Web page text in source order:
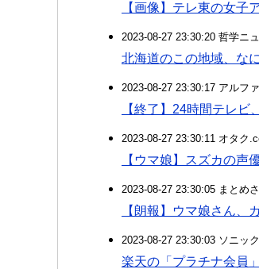
【画像】テレ東の女子
2023-08-27 23:30:20 哲学ニ
北海道のこの地域、な
2023-08-27 23:30:17 アルフ
【終了】24時間テレビ
2023-08-27 23:30:11 オタク
【ウマ娘】スズカの声
2023-08-27 23:30:05 まとめ
【朗報】ウマ娘さん、
2023-08-27 23:30:03 ソニッ
楽天の「プラチナ会員